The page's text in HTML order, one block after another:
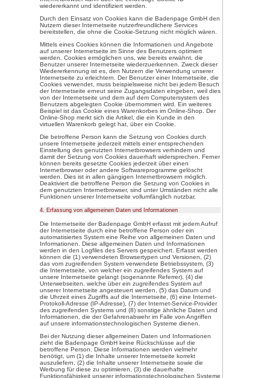
e) Profiling
Profiling ist jede Art der
personenbezogener
personenbezogenen
bestimmte persönliche
Person beziehen, zu
bezüglich Arbeitsleistung,
persönlicher Vorlieben,
Verhalten, Aufenthaltsort
natürlichen Person zu
f) Pseudonymisierung
Pseudonymisierung ist die
Daten in einer Weise, auf
Daten ohne Hinzuziehung
mehr einer spezifischen
werden können, sofern
gesondert aufbewahrt
organisatorischen
gewährleisten, dass die
einer identifizierten oder
zugewiesen werden.
g) Verantwortlicher oder für